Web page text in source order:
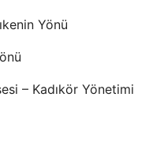
Yönü
– Kadıkör Yönetimi